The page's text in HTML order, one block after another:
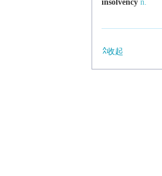
insolvency n.
收起